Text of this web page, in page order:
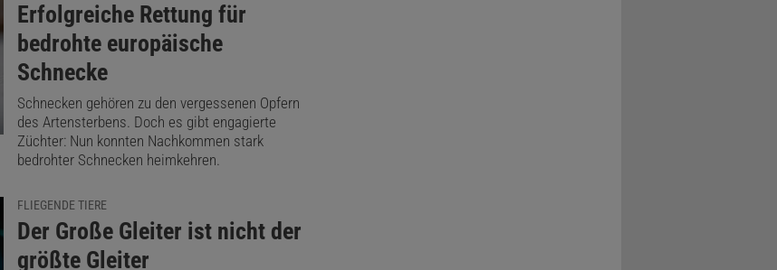
:
Erfolgreiche Rettung für
bedrohte europäische
Schnecke
Schnecken gehören zu den vergessenen Opfern
des Artensterbens. Doch es gibt engagierte
Züchter: Nun konnten Nachkommen stark
bedrohter Schnecken heimkehren.
FLIEGENDE TIERE
:
Der Große Gleiter ist nicht der
größte Gleiter